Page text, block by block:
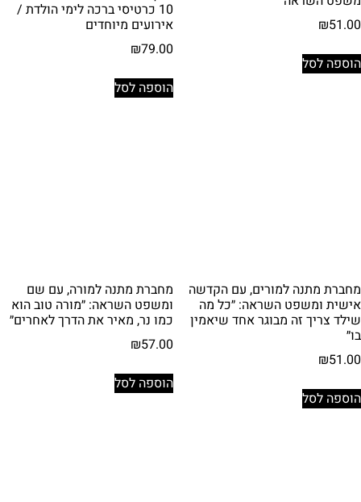
₪51.00
הוספה לסל
10 כרטיסי ברכה לימי הולדת /
אירועים מיוחדים
₪79.00
הוספה לסל
מחברת מתנה למורים, עם הקדשה
אישית ומשפט השראה: ״כל מה
שילד צריך זה מבוגר אחד שיאמין
בו״
₪51.00
הוספה לסל
מחברת מתנה למורה, עם שם
ומשפט השראה: ״מורה טוב הוא
כמו נר, מאיר את הדרך לאחרים״
₪57.00
הוספה לסל